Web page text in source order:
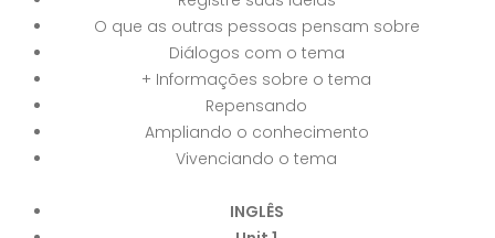
O que as outras pessoas pensam sobre
Diálogos com o tema
+ Informações sobre o tema
Repensando
Ampliando o conhecimento
Vivenciando o tema
INGLÊS